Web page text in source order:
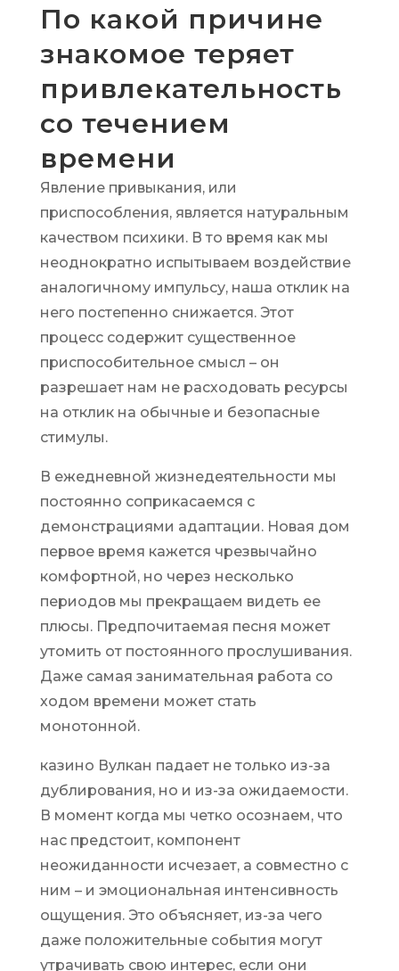
По какой причине
знакомое теряет
привлекательность
со течением
времени
Явление привыкания, или
приспособления, является натуральным
качеством психики. В то время как мы
неоднократно испытываем воздействие
аналогичному импульсу, наша отклик на
него постепенно снижается. Этот
процесс содержит существенное
приспособительное смысл – он
разрешает нам не расходовать ресурсы
на отклик на обычные и безопасные
стимулы.
В ежедневной жизнедеятельности мы
постоянно соприкасаемся с
демонстрациями адаптации. Новая дом
первое время кажется чрезвычайно
комфортной, но через несколько
периодов мы прекращаем видеть ее
плюсы. Предпочитаемая песня может
утомить от постоянного прослушивания.
Даже самая занимательная работа со
ходом времени может стать
монотонной.
казино Вулкан падает не только из-за
дублирования, но и из-за ожидаемости.
В момент когда мы четко осознаем, что
нас предстоит, компонент
неожиданности исчезает, а совместно с
ним – и эмоциональная интенсивность
ощущения. Это объясняет, из-за чего
даже положительные события могут
утрачивать свою интерес, если они